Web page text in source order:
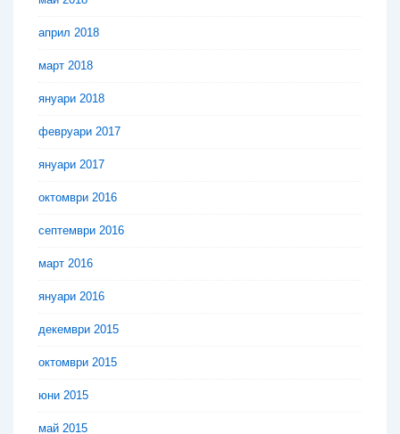
април 2018
март 2018
януари 2018
февруари 2017
януари 2017
октомври 2016
септември 2016
март 2016
януари 2016
декември 2015
октомври 2015
юни 2015
май 2015